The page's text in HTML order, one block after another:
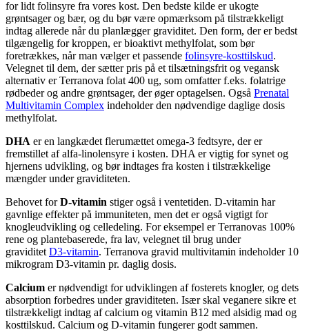
for lidt folinsyre fra vores kost. Den bedste kilde er ukogte
grøntsager og bær, og du bør være opmærksom på tilstrækkeligt
indtag allerede når du planlægger graviditet. Den form, der er bedst
tilgængelig for kroppen, er bioaktivt methylfolat, som bør
foretrækkes, når man vælger et passende folinsyre-kosttilskud.
Velegnet til dem, der sætter pris på et tilsætningsfrit og vegansk
alternativ erTerranova folat 400 ug, som omfatter f.eks. folatrige
rødbeder og andre grøntsager, der øger optagelsen. Også Prenatal
Multivitamin Complex indeholder den nødvendige daglige dosis
methylfolat.
DHA er en langkædet flerumættet omega-3 fedtsyre, der er
fremstillet af alfa-linolensyre i kosten. DHA er vigtig for synet og
hjernens udvikling, og bør indtages fra kosten i tilstrækkelige
mængder under graviditeten.
Behovet forD-vitamin stiger også i ventetiden. D-vitamin har
gavnlige effekter på immuniteten, men det er også vigtigt for
knogleudvikling og celledeling. For eksempel er Terranovas 100%
rene og plantebaserede, fra lav, velegnet til brug under
graviditet D3-vitamin. Terranova gravid multivitamin indeholder 10
mikrogram D3-vitamin pr. daglig dosis.
Calcium er nødvendigt for udviklingen af ​​fosterets knogler, og dets
absorption forbedres under graviditeten. Især skal veganere sikre et
tilstrækkeligt indtag af calcium og vitamin B12 med alsidig mad og
kosttilskud. Calcium og D-vitamin fungerer godt sammen.